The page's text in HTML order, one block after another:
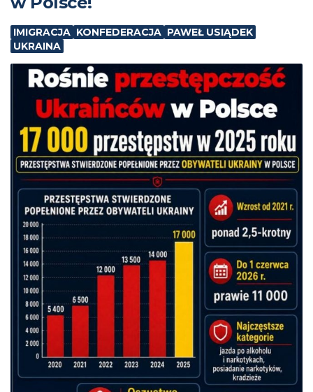
IMIGRACJA KONFEDERACJA PAWEŁ USIĄDEK
UKRAINA